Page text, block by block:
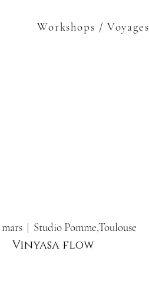
Workshops / Voyages
  |
Studio Pomme,Toulouse
Vinyasa flow